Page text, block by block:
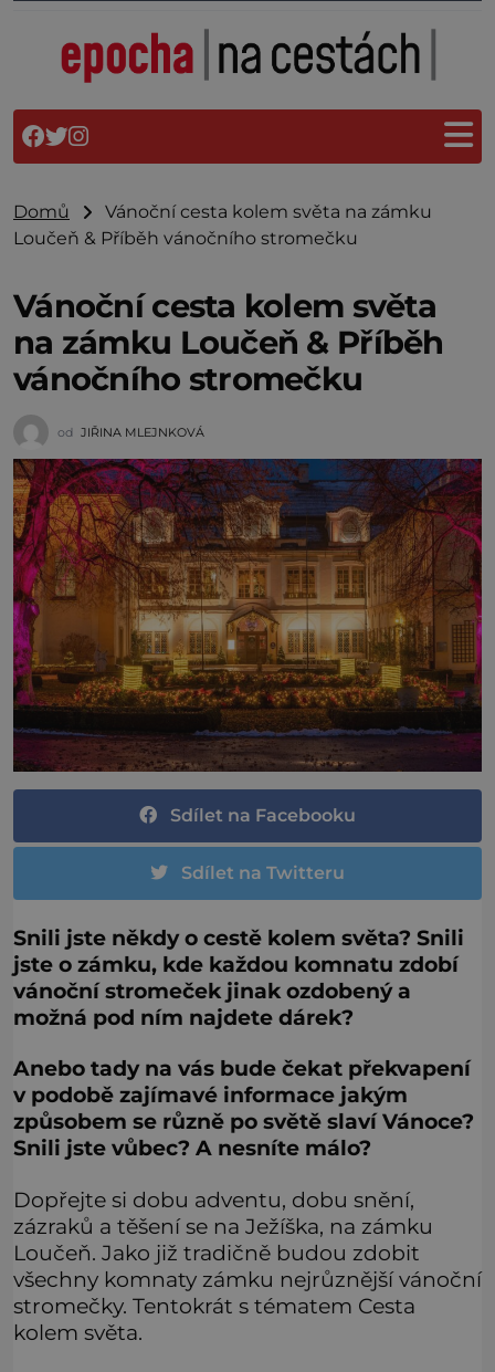
Domů
Vánoční cesta kolem světa na zámku
Loučeň & Příběh vánočního stromečku
Vánoční cesta kolem světa
na zámku Loučeň & Příběh
vánočního stromečku
od JIŘINA MLEJNKOVÁ
Sdílet na Facebooku
Sdílet na Twitteru
Snili jste někdy o cestě kolem světa? Snili
jste o zámku, kde každou komnatu zdobí
vánoční stromeček jinak ozdobený a
možná pod ním najdete dárek?
Anebo tady na vás bude čekat překvapení
v podobě zajímavé informace jakým
způsobem se různě po světě slaví Vánoce?
Snili jste vůbec? A nesníte málo?
Dopřejte si dobu adventu, dobu snění,
zázraků a těšení se na Ježíška, na zámku
Loučeň. Jako již tradičně budou zdobit
všechny komnaty zámku nejrůznější vánoční
stromečky. Tentokrát s tématem Cesta
kolem světa.